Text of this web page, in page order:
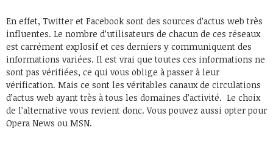
En effet, Twitter et Facebook sont des sources d’actus web très
influentes. Le nombre d’utilisateurs de chacun de ces réseaux
est carrément explosif et ces derniers y communiquent des
informations variées. Il est vrai que toutes ces informations ne
sont pas vérifiées, ce qui vous oblige à passer à leur
vérification. Mais ce sont les véritables canaux de circulations
d’actus web ayant très à tous les domaines d’activité. Le choix
de l’alternative vous revient donc. Vous pouvez aussi opter pour
Opera News ou MSN.